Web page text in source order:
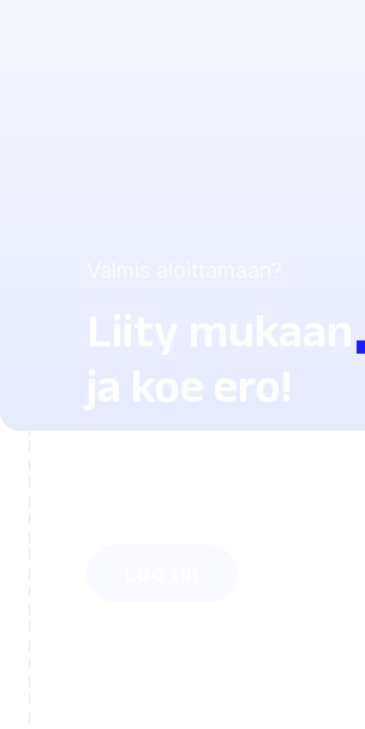
Liity mukaan
Ota selvää, kuinka
ja kuinka helposti saat